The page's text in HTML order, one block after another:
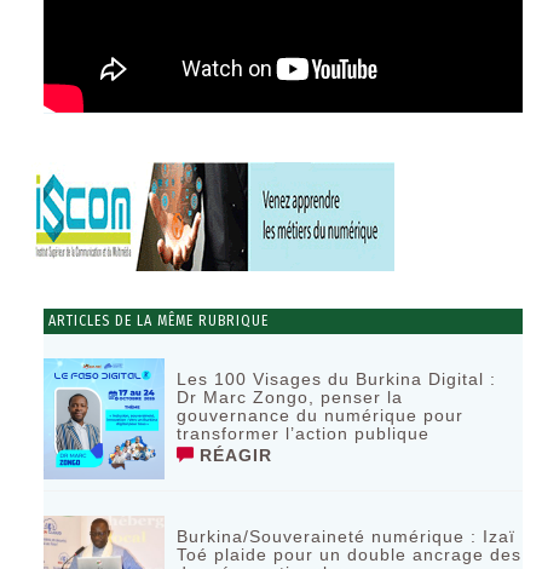
ARTICLES DE LA MÊME RUBRIQUE
Les 100 Visages du Burkina Digital :
Dr Marc Zongo, penser la
gouvernance du numérique pour
transformer l’action publique
RÉAGIR
Burkina/Souveraineté numérique : Izaï
Toé plaide pour un double ancrage des